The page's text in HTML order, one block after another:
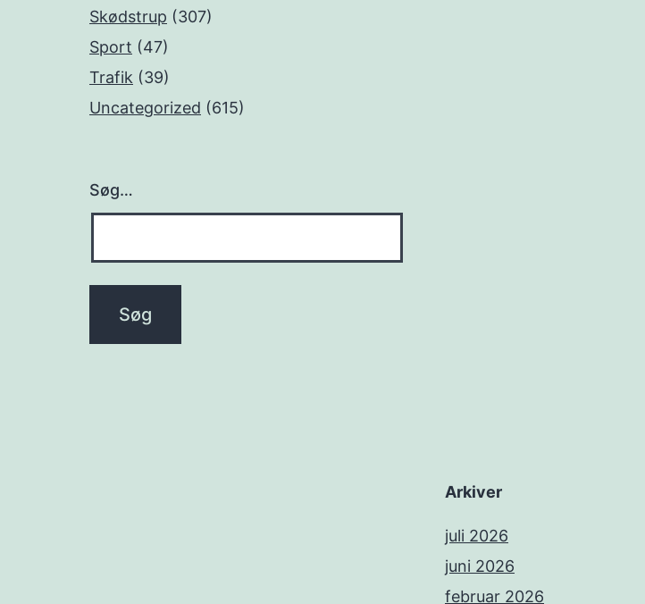
Skødstrup (307)
Sport (47)
Trafik (39)
Uncategorized (615)
Søg…
Arkiver
juli 2026
juni 2026
februar 2026